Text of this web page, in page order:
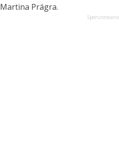
Martina Prágra.